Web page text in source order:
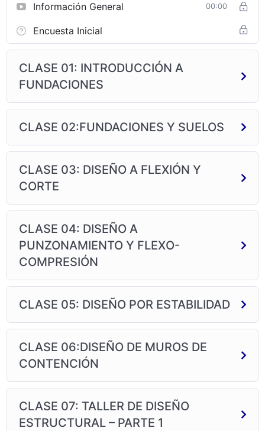
Información General 00:00
Encuesta Inicial
CLASE 01: INTRODUCCIÓN A
FUNDACIONES
CLASE 02:FUNDACIONES Y SUELOS
CLASE 03: DISEÑO A FLEXIÓN Y
CORTE
CLASE 04: DISEÑO A
PUNZONAMIENTO Y FLEXO-
COMPRESIÓN
CLASE 05: DISEÑO POR ESTABILIDAD
CLASE 06:DISEÑO DE MUROS DE
CONTENCIÓN
CLASE 07: TALLER DE DISEÑO
ESTRUCTURAL – PARTE 1